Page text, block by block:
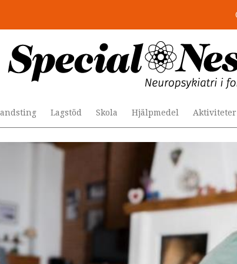
Lagstöd Skola Hjälpmedel Aktiviteter
togs stödet bort”